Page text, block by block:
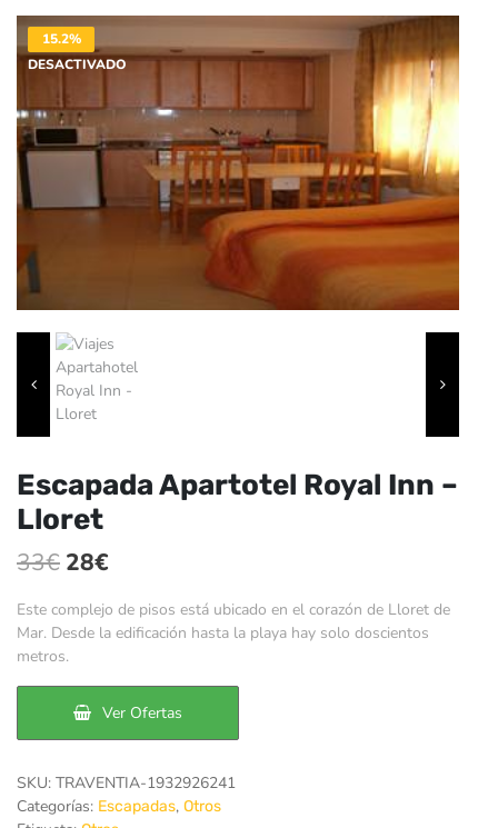
15.2%
DESACTIVADO
Escapada Apartotel Royal Inn –
Lloret
33€ El
precio
original
era:
33€.
28€
precio
actual
28€.
Este complejo de pisos está ubicado en el corazón de Lloret de
Mar. Desde la edificación hasta la playa hay solo doscientos
metros.
Ver Ofertas
SKU: TRAVENTIA-1932926241
Categorías: Escapadas, Otros